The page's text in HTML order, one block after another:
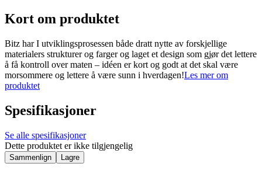
Kort om produktet
Bitz har I utviklingsprosessen både dratt nytte av forskjellige
materialers strukturer og farger og laget et design som gjør det lettere
å få kontroll over maten – idéen er kort og godt at det skal være
morsommere og lettere å være sunn i hverdagen!Les mer om
produktet
Spesifikasjoner
Se alle spesifikasjoner
Dette produktet er ikke tilgjengelig
Sammenlign Lagre